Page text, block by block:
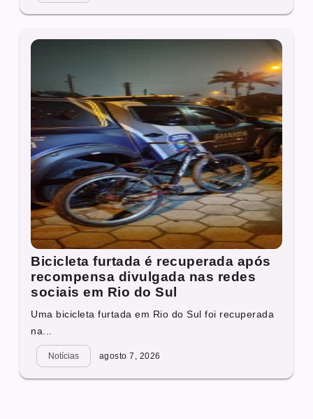
Bicicleta furtada é recuperada após
recompensa divulgada nas redes
sociais em Rio do Sul
Uma bicicleta furtada em Rio do Sul foi recuperada
na...
Notícias agosto 7, 2026